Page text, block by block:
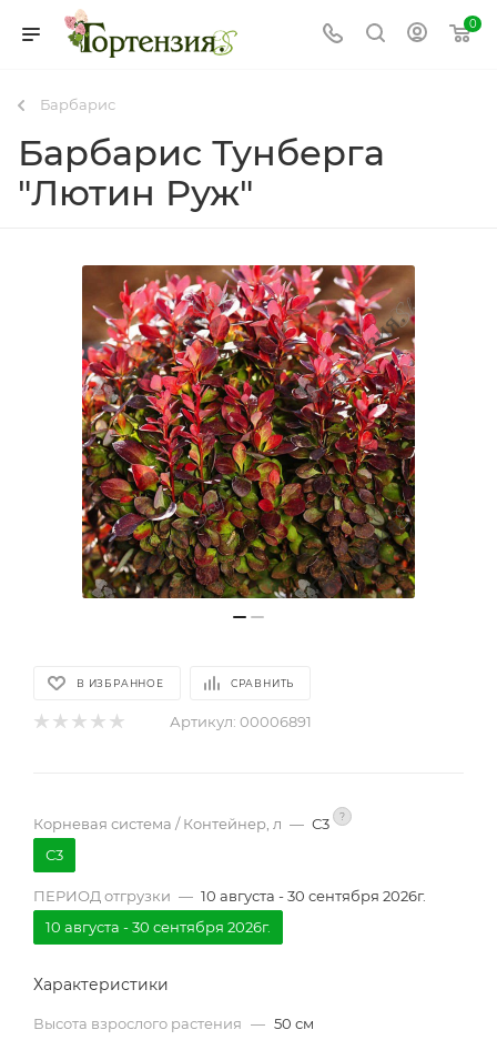
0
Барбарис
Барбарис Тунберга
"Лютин Руж"
В ИЗБРАННОЕ СРАВНИТЬ
Артикул: 00006891
Корневая система / Контейнер, л — С3 ?
С3
ПЕРИОД отгрузки — 10 августа - 30 сентября 2026г.
10 августа - 30 сентября 2026г.
Характеристики
Высота взрослого растения — 50 см